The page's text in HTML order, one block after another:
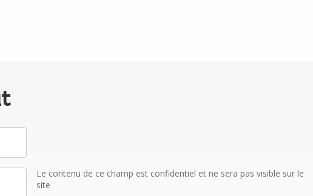
Le contenu de ce champ est confidentiel et ne sera pas visible sur le
site